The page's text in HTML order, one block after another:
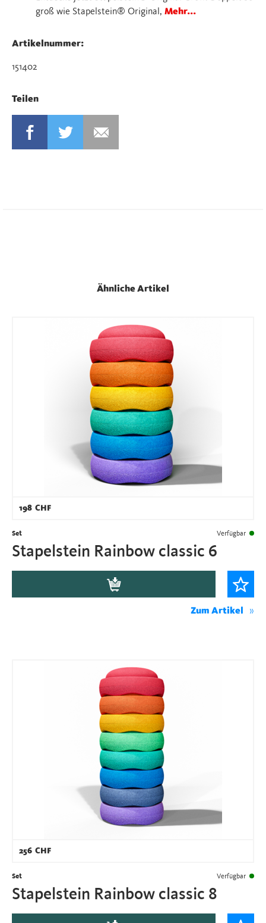
groß wie Stapelstein® Original, Mehr...
Artikelnummer:
151402
Teilen
FACEBOOKTWITTER MAIL
Ähnliche Artikel
198 CHF
Set Verfügbar
Stapelstein Rainbow classic 6
Zum Artikel
256 CHF
Set Verfügbar
Stapelstein Rainbow classic 8